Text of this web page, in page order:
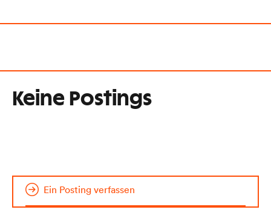
Keine Postings
Ein Posting verfassen